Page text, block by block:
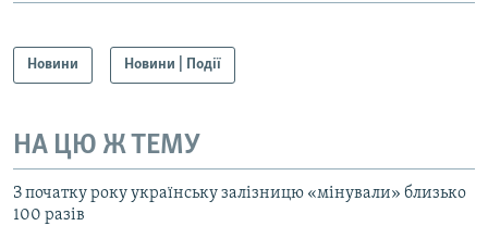
Новини Новини | Події
НА ЦЮ Ж ТЕМУ
З початку року українську залізницю «мінували» близько
100 разів